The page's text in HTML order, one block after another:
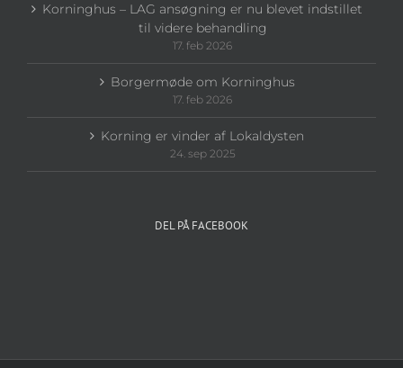
Korninghus – LAG ansøgning er nu blevet indstillet
til videre behandling
17. feb 2026
Borgermøde om Korninghus
17. feb 2026
Korning er vinder af Lokaldysten
24. sep 2025
DEL PÅ FACEBOOK